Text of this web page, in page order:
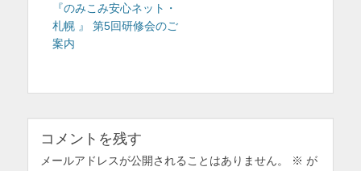
稿
ナ
ビ
ン
の
投
『のみこみ安心ネット・
札幌 』 第5回研修会のご
案内
コメントを残す
メールアドレスが公開されることはありません。 ※ が